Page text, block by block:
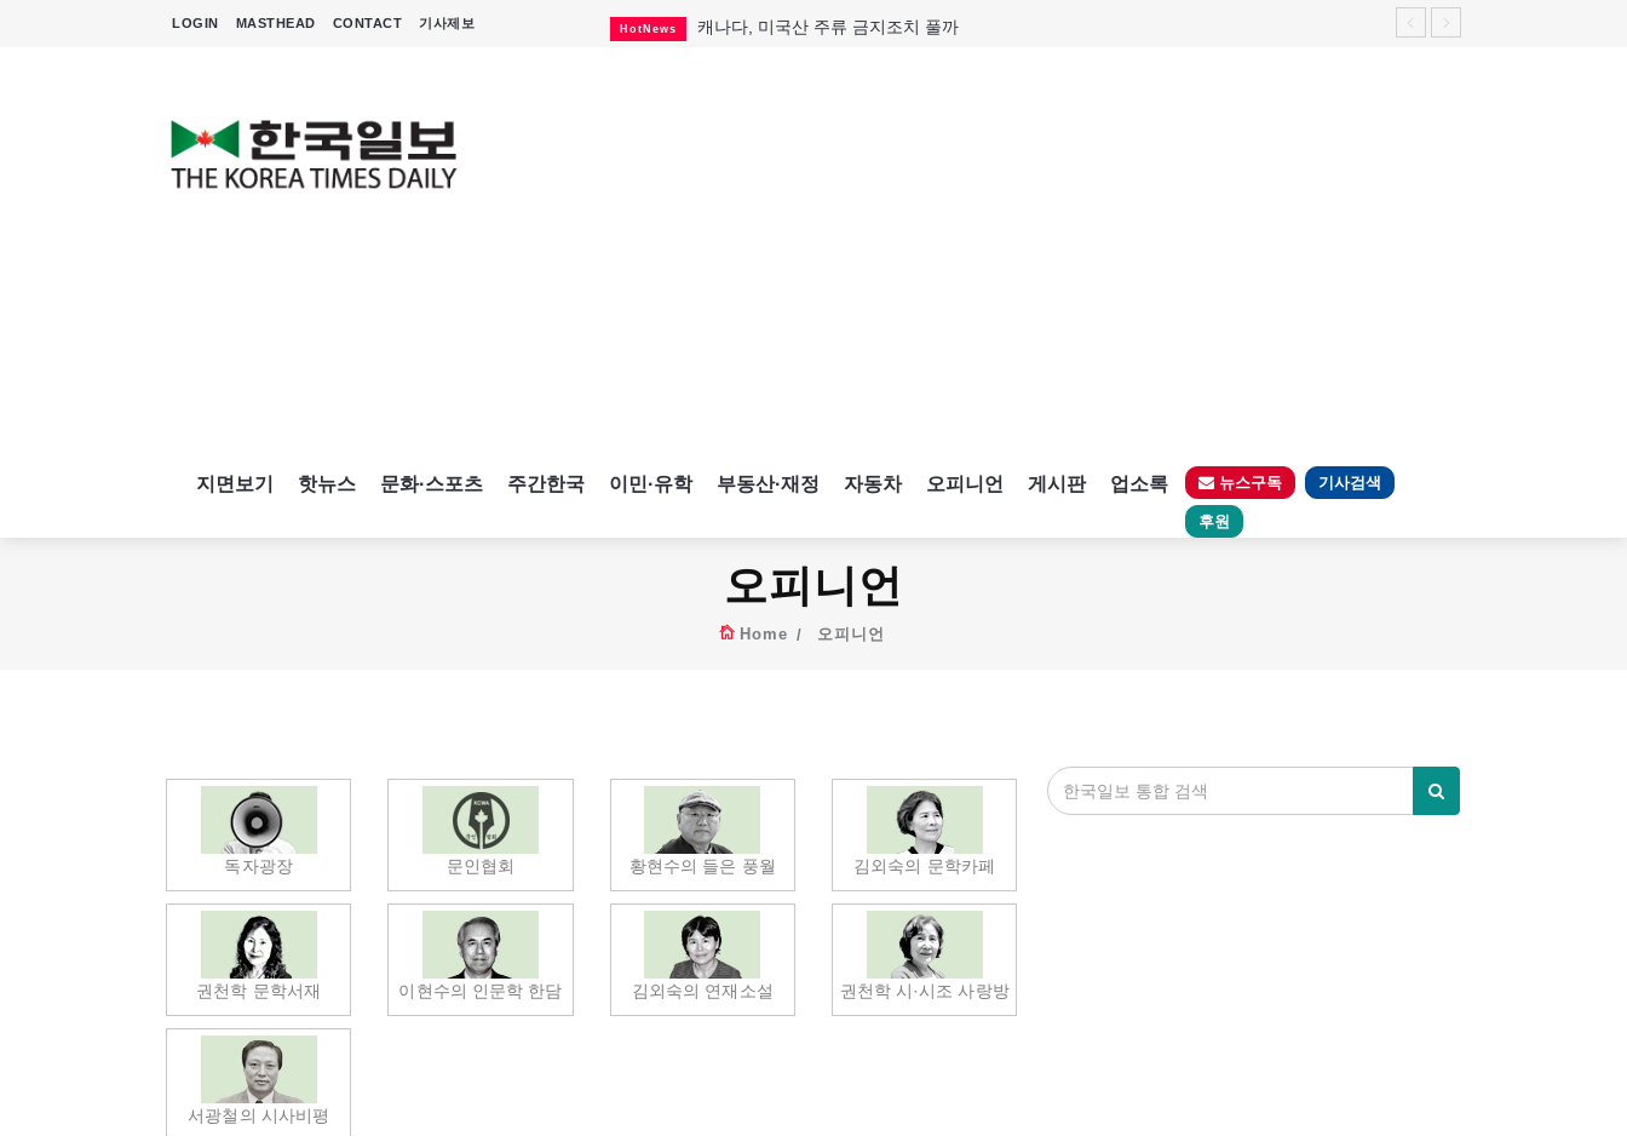
LOGIN MASTHEAD CONTACT 기사제보 HotNews 캐나다, 미국산 주류 금지조치 풀까
지면보기 핫뉴스 문화·스포츠 주간한국 이민·유학 부동산·재정 자동차 오피니언 게시판 업소록 뉴스구독 기사검색
후원
오피니언
Home 오피니언
독자광장 문인협회 황현수의 들은 풍월 김외숙의 문학카페
권천학 문학서재 이현수의 인문학 한담 김외숙의 연재소설 권천학 시·시조 사랑방
서광철의 시사비평